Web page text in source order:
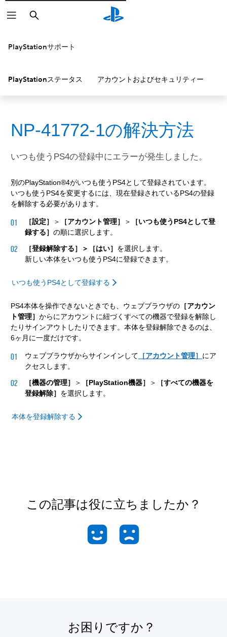
検
索
PlayStationサポート
PlayStationステータス アカウントおよびセキュリティー
NP-41772-1の解決方法
いつも使うPS4の登録中にエラーが発生しました。
別のPlayStation®4がいつも使うPS4として登録されています。
いつも使うPS4を変更するには、現在登録されているPS4の登録
を解除する必要があります。
［設定］ ＞ ［アカウント管理］ ＞
［いつも使うPS4として登
録する］ の順に選択します。
［登録解除する］＞［はい］ を選択します。
新しい本体をいつも使うPS4に登録できます。
いつも使うPS4として登録する
PS4本体を操作できないときでも、ウェブブラウザの ［アカウン
ト管理］ からにアカウントに紐づくすべての機器で登録を解除し
たりサインアウトしたりできます。本体を登録解除できるのは、
6ヶ月に一度だけです。
ウェブブラウザからサインインして ［アカウント管理］ にア
クセスします。
［機器の管理］
＞ ［PlayStation機器］ ＞
［すべての機器を
登録解除］ を選択します。
本体を登録解除する
この記事は役に立ちましたか？
お困りですか？